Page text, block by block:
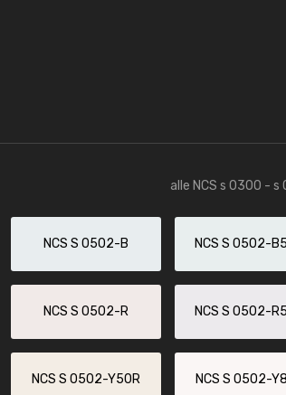
alle NCS s 0300 - s
NCS S 0502-B NCS S 0502-
NCS S 0502-R NCS S 0502-
NCS S 0502-Y50R NCS S 0502-